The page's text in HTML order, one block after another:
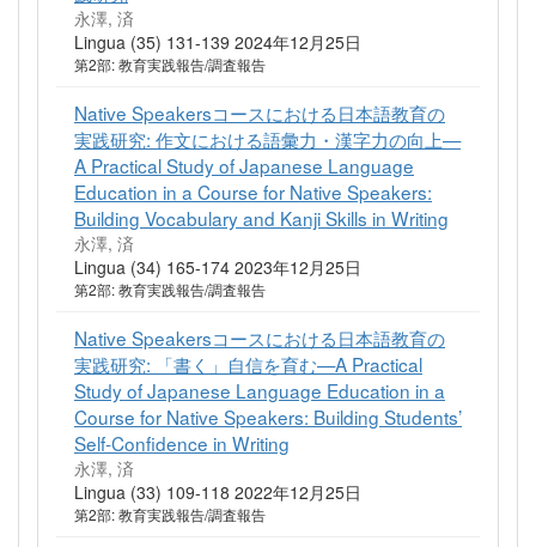
永澤, 済
Lingua (35) 131-139 2024年12月25日
第2部: 教育実践報告/調査報告
Native Speakersコースにおける日本語教育の
実践研究: 作文における語彙力・漢字力の向上—
A Practical Study of Japanese Language
Education in a Course for Native Speakers:
Building Vocabulary and Kanji Skills in Writing
永澤, 済
Lingua (34) 165-174 2023年12月25日
第2部: 教育実践報告/調査報告
Native Speakersコースにおける日本語教育の
実践研究: 「書く」自信を育む—A Practical
Study of Japanese Language Education in a
Course for Native Speakers: Building Students’
Self-Confidence in Writing
永澤, 済
Lingua (33) 109-118 2022年12月25日
第2部: 教育実践報告/調査報告